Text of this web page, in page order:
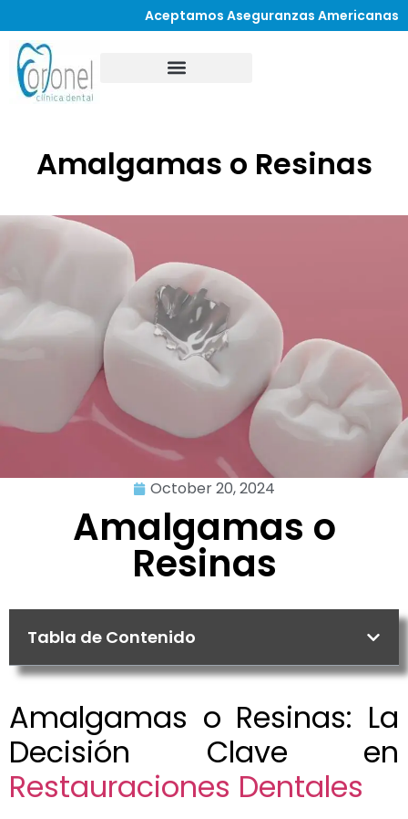
Aceptamos Aseguranzas Americanas
Amalgamas o Resinas
October 20, 2024
Amalgamas o
Resinas
Tabla de Contenido
Amalgamas o Resinas: La
Decisión Clave en
Restauraciones Dentales